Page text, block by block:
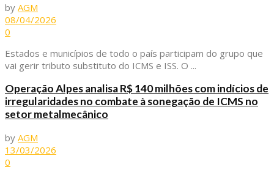
by AGM
08/04/2026
0
Estados e municípios de todo o país participam do grupo que
vai gerir tributo substituto do ICMS e ISS. O ...
Operação Alpes analisa R$ 140 milhões com indícios de
irregularidades no combate à sonegação de ICMS no
setor metalmecânico
by AGM
13/03/2026
0